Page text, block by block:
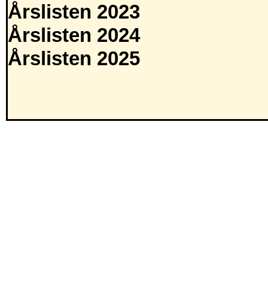
Årslisten 2023
Årslisten 2024
Årslisten 2025